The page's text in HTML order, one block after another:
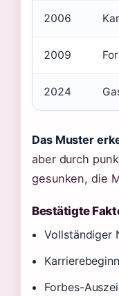
2006
2009
2024
Das Muster
aber durch
gesunken, die
Bestätigte
Vollständiger
Forbes-